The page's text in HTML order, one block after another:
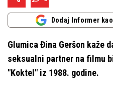
Dodaj Informer
Glumica Đina Geršon kaže
seksualni partner na filmu
"Koktel" iz 1988. godine.